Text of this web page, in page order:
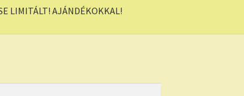
LIMITÁLT! AJÁNDÉKOKKAL!